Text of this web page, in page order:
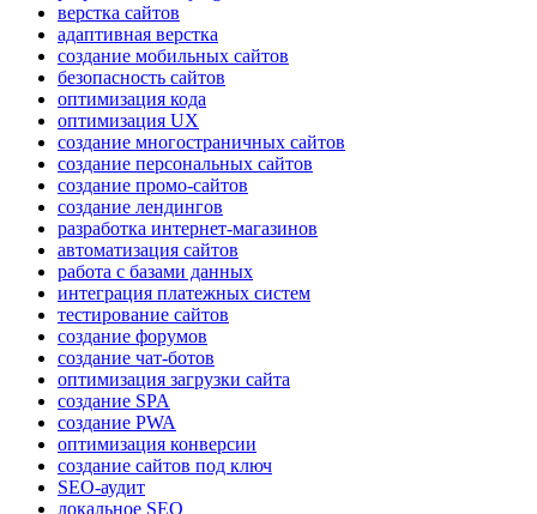
верстка сайтов
адаптивная верстка
создание мобильных сайтов
безопасность сайтов
оптимизация кода
оптимизация UX
создание многостраничных сайтов
создание персональных сайтов
создание промо-сайтов
создание лендингов
разработка интернет-магазинов
автоматизация сайтов
работа с базами данных
интеграция платежных систем
тестирование сайтов
создание форумов
создание чат-ботов
оптимизация загрузки сайта
создание SPA
создание PWA
оптимизация конверсии
создание сайтов под ключ
SEO-аудит
локальное SEO